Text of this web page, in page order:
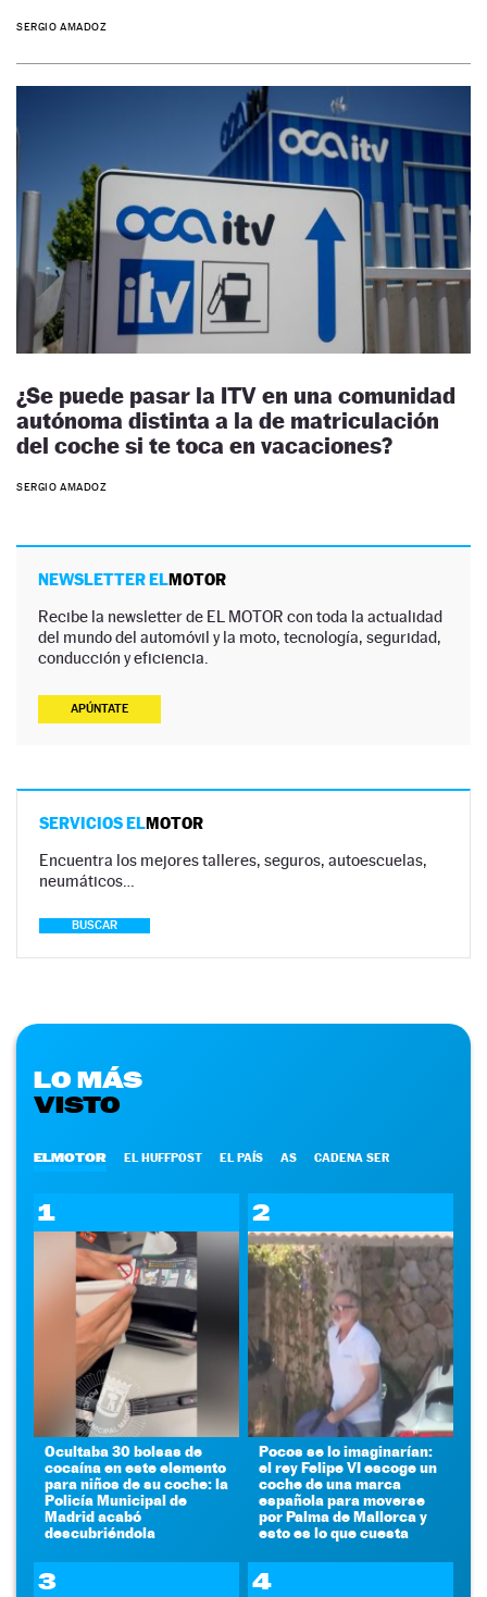
SERGIO AMADOZ
¿Se puede pasar la ITV en una comunidad
autónoma distinta a la de matriculación
del coche si te toca en vacaciones?
SERGIO AMADOZ
NEWSLETTER ELMOTOR
Recibe la newsletter de EL MOTOR con toda la actualidad
del mundo del automóvil y la moto, tecnología, seguridad,
conducción y eficiencia.
APÚNTATE
SERVICIOS ELMOTOR
Encuentra los mejores talleres, seguros, autoescuelas,
neumáticos…
BUSCAR
LO MÁS
VISTO
ELMOTOR EL HUFFPOST EL PAÍS AS CADENA SER
1
Ocultaba 30 bolsas de
cocaína en este elemento
para niños de su coche: la
Policía Municipal de
Madrid acabó
descubriéndola
2
Pocos se lo imaginarían:
el rey Felipe VI escoge un
coche de una marca
española para moverse
por Palma de Mallorca y
esto es lo que cuesta
3 4